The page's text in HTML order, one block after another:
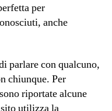
per
anche
parlare con qualcuno,
chiunque. Per
riportate alcune